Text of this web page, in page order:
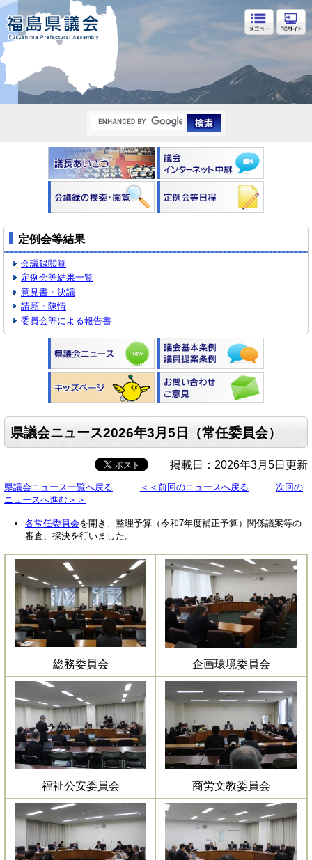
福島県議会
定例会等結果
会議録閲覧
定例会等結果一覧
意見書・決議
請願・陳情
委員会等による報告書
県議会ニュース2026年3月5日（常任委員会）
掲載日：2026年3月5日更新
県議会ニュース一覧へ戻る ＜＜前回のニュースへ戻る
次回の
ニュースへ進む＞＞
各常任委員会を開き、整理予算（令和7年度補正予算）関係議案等の
審査、採決を行いました。
総務委員会 企画環境委員会
福祉公安委員会 商労文教委員会